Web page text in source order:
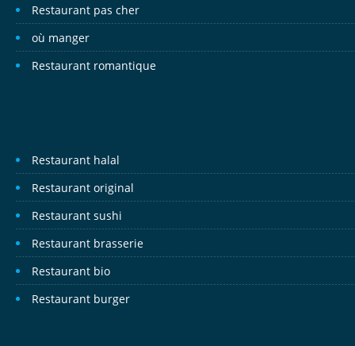
Restaurant pas cher
où manger
Restaurant romantique
Restaurant halal
Restaurant original
Restaurant sushi
Restaurant brasserie
Restaurant bio
Restaurant burger